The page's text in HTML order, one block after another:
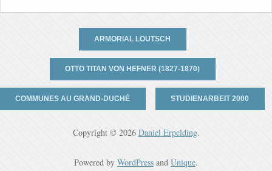
ARMORIAL LOUTSCH
OTTO TITAN VON HEFNER (1827-1870)
COMMUNES AU GRAND-DUCHÉ STUDIENARBEIT 2000
Copyright © 2026 Daniel Erpelding.
Powered by WordPress and Unique.